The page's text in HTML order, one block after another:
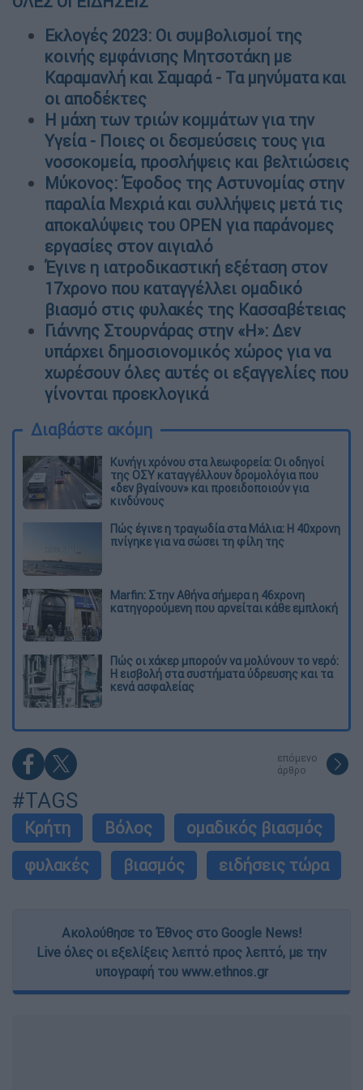
Εκλογές 2023: Οι συμβολισμοί της
κοινής εμφάνισης Μητσοτάκη με
Καραμανλή και Σαμαρά - Τα μηνύματα και
οι αποδέκτες
Η μάχη των τριών κομμάτων για την
Υγεία - Ποιες οι δεσμεύσεις τους για
νοσοκομεία, προσλήψεις και βελτιώσεις
Μύκονος: Έφοδος της Αστυνομίας στην
παραλία Μεχριά και συλλήψεις μετά τις
αποκαλύψεις του OPEN για παράνομες
εργασίες στον αιγιαλό
Έγινε η ιατροδικαστική εξέταση στον
17χρονο που καταγγέλλει ομαδικό
βιασμό στις φυλακές της Κασσαβέτειας
Γιάννης Στουρνάρας στην «Η»: Δεν
υπάρχει δημοσιονομικός χώρος για να
χωρέσουν όλες αυτές οι εξαγγελίες που
γίνονται προεκλογικά
Διαβάστε ακόμη
Κυνήγι χρόνου στα λεωφορεία: Οι οδηγοί
της ΟΣΥ καταγγέλλουν δρομολόγια που
«δεν βγαίνουν» και προειδοποιούν για
κινδύνους
Πώς έγινε η τραγωδία στα Μάλια: Η 40χρονη
πνίγηκε για να σώσει τη φίλη της
Marfin: Στην Αθήνα σήμερα η 46χρονη
κατηγορούμενη που αρνείται κάθε εμπλοκή
Πώς οι χάκερ μπορούν να μολύνουν το νερό:
Η εισβολή στα συστήματα ύδρευσης και τα
κενά ασφαλείας
επόμενο
άρθρο
#TAGS
Κρήτη Βόλος
ομαδικός βιασμός
φυλακές
βιασμός ειδήσεις τώρα
Ακολούθησε το Έθνος στο Google News!
Live όλες οι εξελίξεις λεπτό προς λεπτό, με την
υπογραφή του www.ethnos.gr